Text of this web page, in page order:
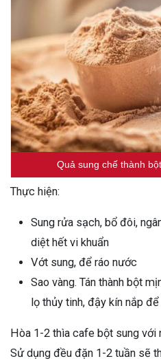
Quả sung chế thành
Thực hiện:
Sung rửa sạch, bổ đôi,
diệt hết vi khuẩn
Vớt sung, để ráo nước
Sao vàng. Tán thành bột
lọ thủy tinh, đậy kín nắp
Hòa 1-2 thìa cafe bột sung
Sử dụng đều đặn 1-2 tuần sẽ